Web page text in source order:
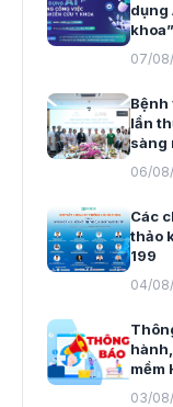
dụng
khoa”
07/
Bệnh
lần
sàng
06/
Các
thảo
199
04/
mềm
03/